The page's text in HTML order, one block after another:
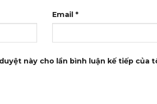
Email *
này cho lần bình luận kế tiếp của